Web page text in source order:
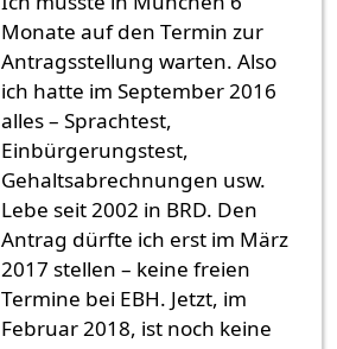
Monate auf den Termin zur
Antragsstellung warten. Also
ich hatte im September 2016
alles – Sprachtest,
Einbürgerungstest,
Gehaltsabrechnungen usw.
Lebe seit 2002 in BRD. Den
Antrag dürfte ich erst im März
2017 stellen – keine freien
Termine bei EBH. Jetzt, im
Februar 2018, ist noch keine